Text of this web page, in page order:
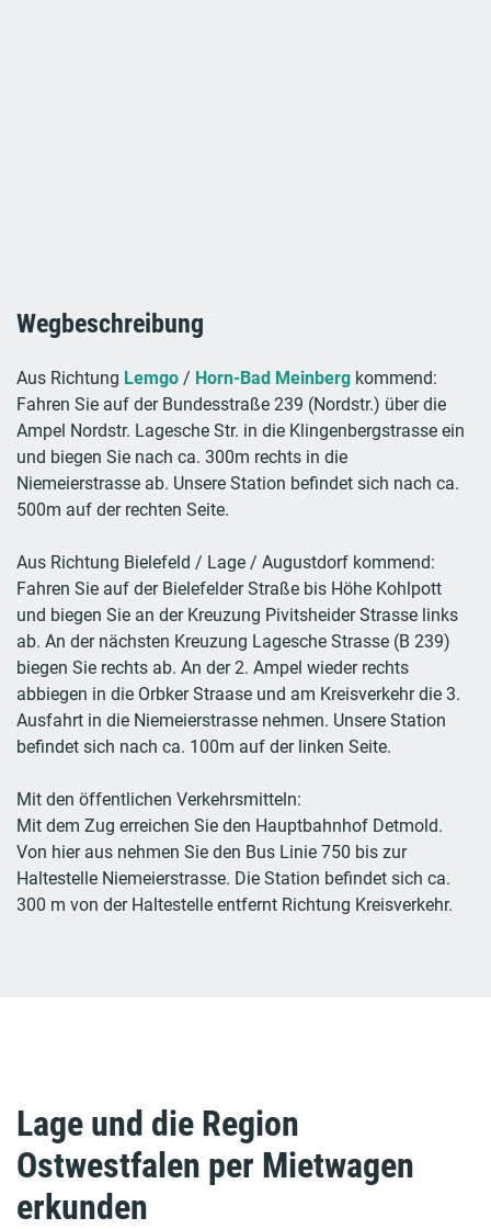
Wegbeschreibung
Aus Richtung Lemgo / Horn-Bad Meinberg kommend:
Fahren Sie auf der Bundesstraße 239 (Nordstr.) über die
Ampel Nordstr. Lagesche Str. in die Klingenbergstrasse ein
und biegen Sie nach ca. 300m rechts in die
Niemeierstrasse ab. Unsere Station befindet sich nach ca.
500m auf der rechten Seite.
Aus Richtung Bielefeld / Lage / Augustdorf kommend:
Fahren Sie auf der Bielefelder Straße bis Höhe Kohlpott
und biegen Sie an der Kreuzung Pivitsheider Strasse links
ab. An der nächsten Kreuzung Lagesche Strasse (B 239)
biegen Sie rechts ab. An der 2. Ampel wieder rechts
abbiegen in die Orbker Straase und am Kreisverkehr die 3.
Ausfahrt in die Niemeierstrasse nehmen. Unsere Station
befindet sich nach ca. 100m auf der linken Seite.
Mit den öffentlichen Verkehrsmitteln:
Mit dem Zug erreichen Sie den Hauptbahnhof Detmold.
Von hier aus nehmen Sie den Bus Linie 750 bis zur
Haltestelle Niemeierstrasse. Die Station befindet sich ca.
300 m von der Haltestelle entfernt Richtung Kreisverkehr.
Lage und die Region
Ostwestfalen per Mietwagen
erkunden